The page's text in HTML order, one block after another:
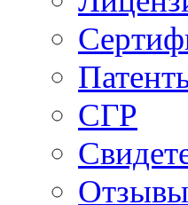
СГР
Отзывы